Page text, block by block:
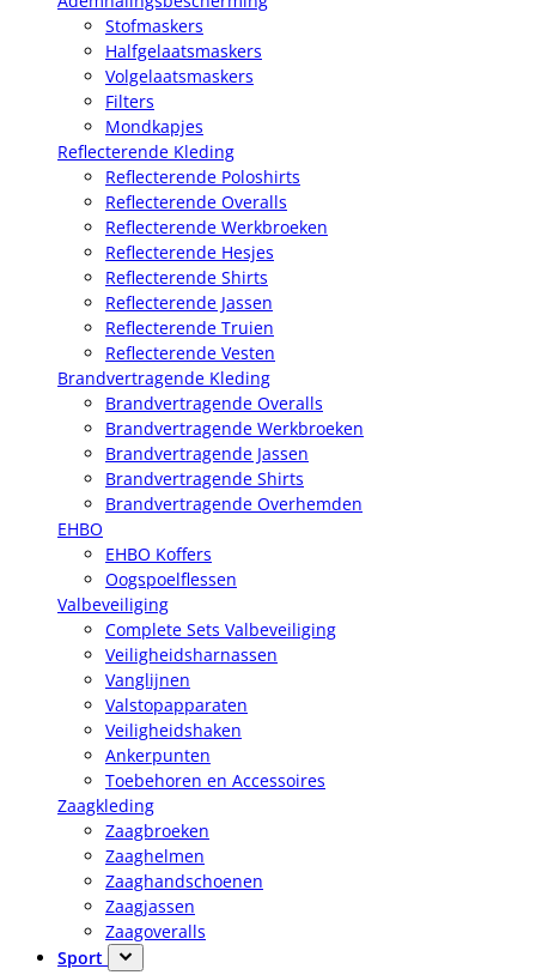
Stofmaskers
Halfgelaatsmaskers
Volgelaatsmaskers
Filters
Mondkapjes
Reflecterende Kleding
Reflecterende Poloshirts
Reflecterende Overalls
Reflecterende Werkbroeken
Reflecterende Hesjes
Reflecterende Shirts
Reflecterende Jassen
Reflecterende Truien
Reflecterende Vesten
Brandvertragende Kleding
Brandvertragende Overalls
Brandvertragende Werkbroeken
Brandvertragende Jassen
Brandvertragende Shirts
Brandvertragende Overhemden
EHBO
EHBO Koffers
Oogspoelflessen
Valbeveiliging
Complete Sets Valbeveiliging
Veiligheidsharnassen
Vanglijnen
Valstopapparaten
Veiligheidshaken
Ankerpunten
Toebehoren en Accessoires
Zaagkleding
Zaagbroeken
Zaaghelmen
Zaaghandschoenen
Zaagjassen
Zaagoveralls
Sport